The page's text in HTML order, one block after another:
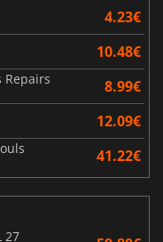
4.23€
10.48€
Repairs 8.99€
12.09€
41.22€
27